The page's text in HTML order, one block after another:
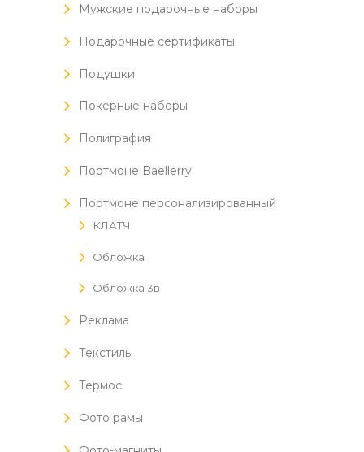
Мужские подарочные наборы
Подарочные сертификаты
Подушки
Покерные наборы
Полиграфия
Портмоне Baellerry
Портмоне персонализированный
КЛАТЧ
Обложка
Обложка 3в1
Реклама
Текстиль
Термос
Фото рамы